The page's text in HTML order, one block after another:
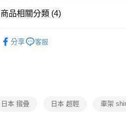
宅配-下單後3-5個工作天配送(不含預購
商品相關分類 (4)
分享 客服
日本 摺疊 日本 超輕 車架